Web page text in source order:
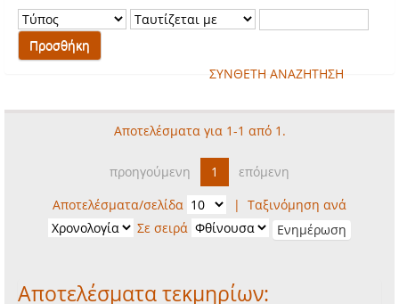
ΣΥΝΘΕΤΗ ΑΝΑΖΗΤΗΣΗ
Αποτελέσματα για 1-1 από 1.
προηγούμενη 1
επόμενη
Αποτελέσματα/σελίδα
| Ταξινόμηση ανά
Σε σειρά
Αποτελέσματα τεκμηρίων: